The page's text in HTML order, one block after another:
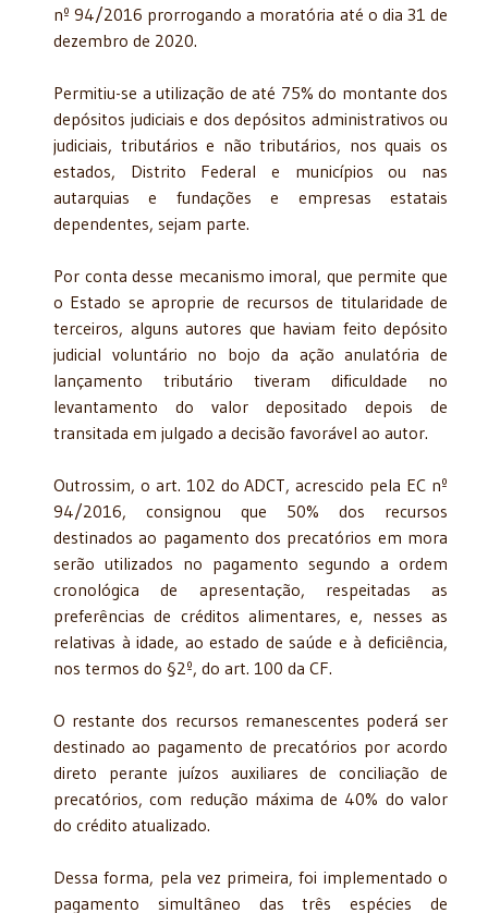
nº 94/2016 prorrogando a moratória até o dia 31 de
dezembro de 2020.
Permitiu-se a utilização de até 75% do montante dos
depósitos judiciais e dos depósitos administrativos ou
judiciais, tributários e não tributários, nos quais os
estados, Distrito Federal e municípios ou nas
autarquias e fundações e empresas estatais
dependentes, sejam parte.
Por conta desse mecanismo imoral, que permite que
o Estado se aproprie de recursos de titularidade de
terceiros, alguns autores que haviam feito depósito
judicial voluntário no bojo da ação anulatória de
lançamento tributário tiveram dificuldade no
levantamento do valor depositado depois de
transitada em julgado a decisão favorável ao autor.
Outrossim, o art. 102 do ADCT, acrescido pela EC nº
94/2016, consignou que 50% dos recursos
destinados ao pagamento dos precatórios em mora
serão utilizados no pagamento segundo a ordem
cronológica de apresentação, respeitadas as
preferências de créditos alimentares, e, nesses as
relativas à idade, ao estado de saúde e à deficiência,
nos termos do §2º, do art. 100 da CF.
O restante dos recursos remanescentes poderá ser
destinado ao pagamento de precatórios por acordo
direto perante juízos auxiliares de conciliação de
precatórios, com redução máxima de 40% do valor
do crédito atualizado.
Dessa forma, pela vez primeira, foi implementado o
pagamento simultâneo das três espécies de